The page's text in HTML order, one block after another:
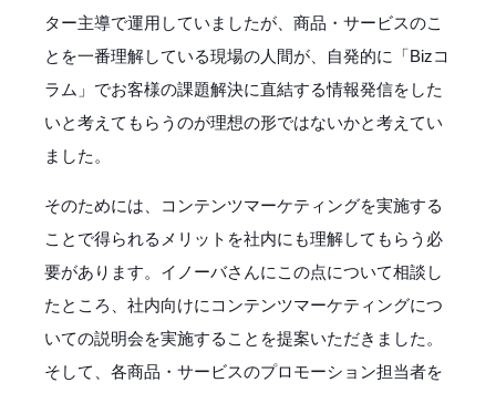
ター主導で運用していましたが、商品・サービスのこ
とを一番理解している現場の人間が、自発的に「Bizコ
ラム」でお客様の課題解決に直結する情報発信をした
いと考えてもらうのが理想の形ではないかと考えてい
ました。
そのためには、コンテンツマーケティングを実施する
ことで得られるメリットを社内にも理解してもらう必
要があります。イノーバさんにこの点について相談し
たところ、社内向けにコンテンツマーケティングにつ
いての説明会を実施することを提案いただきました。
そして、各商品・サービスのプロモーション担当者を